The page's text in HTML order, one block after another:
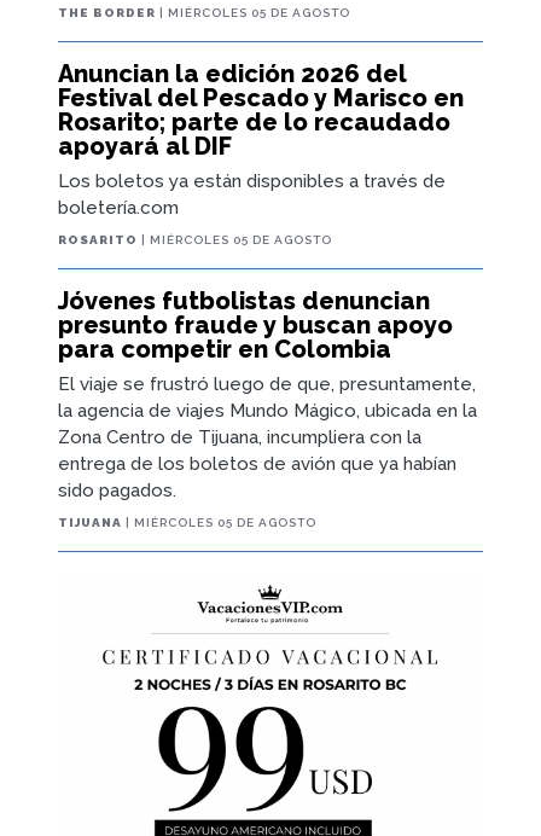
THE BORDER | MIÉRCOLES 05 DE AGOSTO
Anuncian la edición 2026 del
Festival del Pescado y Marisco en
Rosarito; parte de lo recaudado
apoyará al DIF
Los boletos ya están disponibles a través de
boletería.com
ROSARITO | MIÉRCOLES 05 DE AGOSTO
Jóvenes futbolistas denuncian
presunto fraude y buscan apoyo
para competir en Colombia
El viaje se frustró luego de que, presuntamente,
la agencia de viajes Mundo Mágico, ubicada en la
Zona Centro de Tijuana, incumpliera con la
entrega de los boletos de avión que ya habían
sido pagados.
TIJUANA | MIÉRCOLES 05 DE AGOSTO